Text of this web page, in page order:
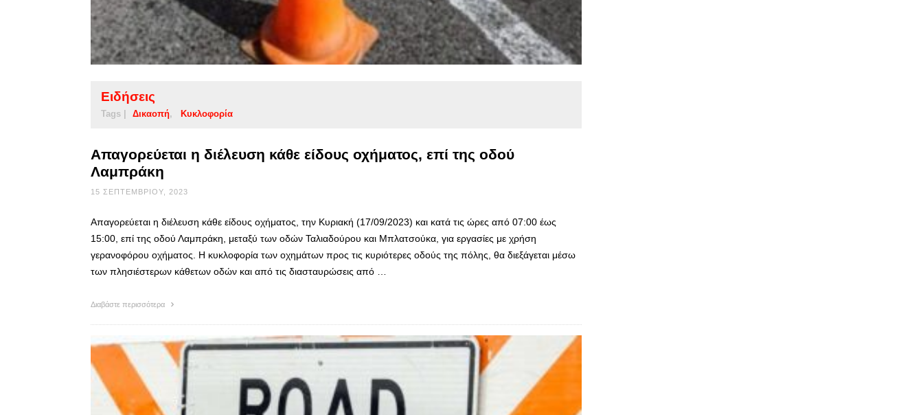
Ειδήσεις
Tags | Δικαοπή Κυκλοφορία
Απαγορεύεται η διέλευση κάθε είδους οχήματος, επί της οδού
Λαμπράκη
15 ΣΕΠΤΕΜΒΡΊΟΥ, 2023
Απαγορεύεται η διέλευση κάθε είδους οχήματος, την Κυριακή (17/09/2023) και κατά τις ώρες από 07:00 έως
15:00, επί της οδού Λαμπράκη, μεταξύ των οδών Ταλιαδούρου και Μπλατσούκα, για εργασίες με χρήση
γερανοφόρου οχήματος. Η κυκλοφορία των οχημάτων προς τις κυριότερες οδούς της πόλης, θα διεξάγεται μέσω
των πλησιέστερων κάθετων οδών και από τις διασταυρώσεις από …
Διαβάστε περισσότερα